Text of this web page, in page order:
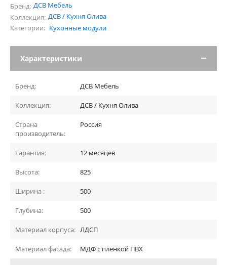
Бренд: ДСВ Мебель
Коллекция: ДСВ / Кухня Олива
Категории: Кухонные модули
Характеристики
Бренд: ДСВ Мебель
Коллекция: ДСВ / Кухня Олива
Страна
производитель:
Россия
Гарантия: 12 месяцев
Высота: 825
Ширина : 500
Глубина: 500
Материал корпуса: ЛДСП
Материал фасада: МДФ с пленкой ПВХ